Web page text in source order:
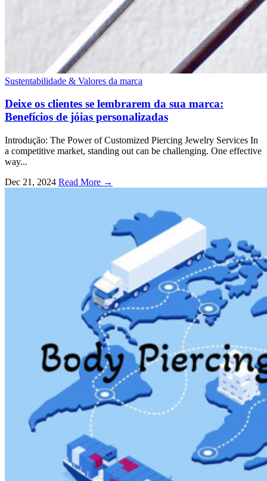
Sustentabilidade & Valores da marca
Deixe os clientes se lembrarem da sua marca:
Benefícios de jóias personalizadas
Introdução: The Power of Customized Piercing Jewelry Services In
a competitive market, standing out can be challenging. One effective
way...
Dec 21, 2024 Read More →